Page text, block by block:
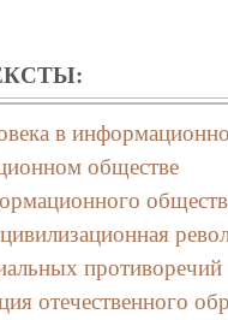
в
обществе
противоречий
отечественного